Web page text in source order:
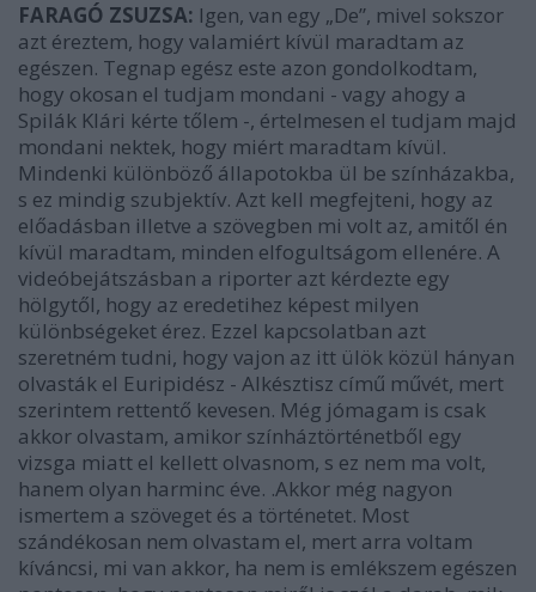
FARAGÓ ZSUZSA: Igen, van egy „De”, mivel sokszor
azt éreztem, hogy valamiért kívül maradtam az
egészen. Tegnap egész este azon gondolkodtam,
hogy okosan el tudjam mondani - vagy ahogy a
Spilák Klári kérte tőlem -, értelmesen el tudjam majd
mondani nektek, hogy miért maradtam kívül.
Mindenki különböző állapotokba ül be színházakba,
s ez mindig szubjektív. Azt kell megfejteni, hogy az
előadásban illetve a szövegben mi volt az, amitől én
kívül maradtam, minden elfogultságom ellenére. A
videóbejátszásban a riporter azt kérdezte egy
hölgytől, hogy az eredetihez képest milyen
különbségeket érez. Ezzel kapcsolatban azt
szeretném tudni, hogy vajon az itt ülök közül hányan
olvasták el Euripidész - Alkésztisz című művét, mert
szerintem rettentő kevesen. Még jómagam is csak
akkor olvastam, amikor színháztörténetből egy
vizsga miatt el kellett olvasnom, s ez nem ma volt,
hanem olyan harminc éve. .Akkor még nagyon
ismertem a szöveget és a történetet. Most
szándékosan nem olvastam el, mert arra voltam
kíváncsi, mi van akkor, ha nem is emlékszem egészen